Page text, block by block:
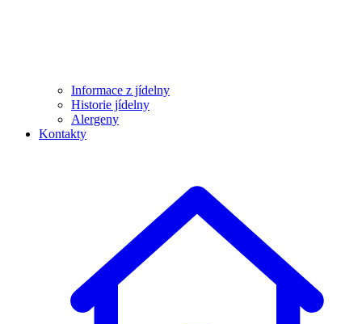
Informace z jídelny
Historie jídelny
Alergeny
Kontakty